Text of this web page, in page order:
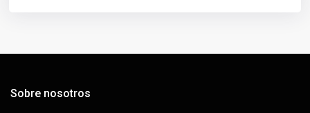
Sobre nosotros